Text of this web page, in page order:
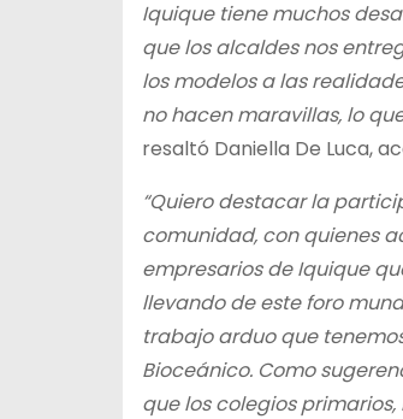
Iquique tiene muchos
que los alcaldes nos
los modelos a las
no hacen maravillas, lo
resaltó Daniella De Luca,
“Quiero destacar la
comunidad, con quienes
empresarios de Iquique
llevando de este foro
trabajo arduo que
Bioceánico. Como
que los colegios